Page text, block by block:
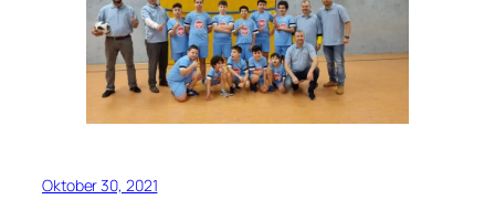
Oktober 30, 2021